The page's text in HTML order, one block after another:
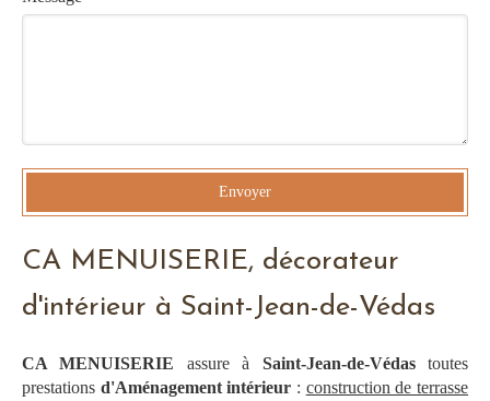
Envoyer
CA MENUISERIE, décorateur
d'intérieur à Saint-Jean-de-Védas
CA MENUISERIE assure à Saint-Jean-de-Védastoutes
prestations d'Aménagement intérieur : construction de terrasse